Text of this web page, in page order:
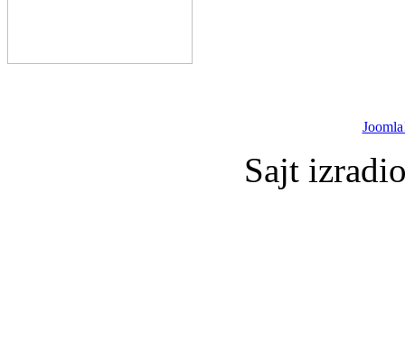
Sajt